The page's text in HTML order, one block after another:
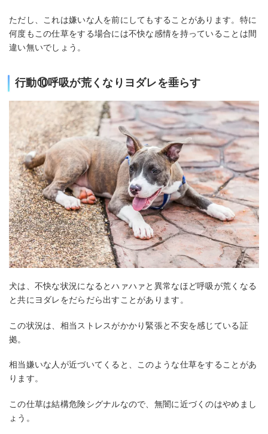
ただし、これは嫌いな人を前にしてもすることがあります。特に
何度もこの仕草をする場合には不快な感情を持っていることは間
違い無いでしょう。
行動⑩呼吸が荒くなりヨダレを垂らす
犬は、不快な状況になるとハァハァと異常なほど呼吸が荒くなる
と共にヨダレをだらだら出すことがあります。
この状況は、相当ストレスがかかり緊張と不安を感じている証
拠。
相当嫌いな人が近づいてくると、このような仕草をすることがあ
ります。
この仕草は結構危険シグナルなので、無闇に近づくのはやめまし
ょう。